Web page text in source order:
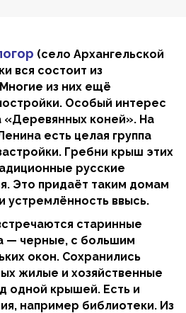
(село Архангельской
вся состоит из
из них ещё
Особый интерес
«Деревянных коней». На
есть целая группа
Гребни крыш этих
русские
Это придаёт таким домам
устремлённость ввысь.
старинные
— черные, с большим
окон. Сохранились
жилые и хозяйственные
одной крышей. Есть и
например библиотеки. Из